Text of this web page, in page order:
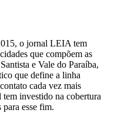
o jornal LEIA tem
que compõem as
e Vale do Paraíba,
que define a linha
cada vez mais
investido na cobertura
esse fim.